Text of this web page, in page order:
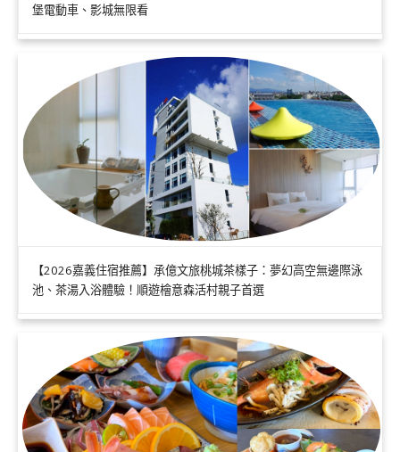
堡電動車、影城無限看
【2026嘉義住宿推薦】承億文旅桃城茶樣子：夢幻高空無邊際泳
池、茶湯入浴體驗！順遊檜意森活村親子首選